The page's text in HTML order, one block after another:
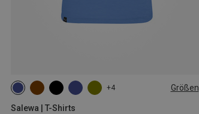
+4 Größen
Salewa | T-Shirts
XS S M XL